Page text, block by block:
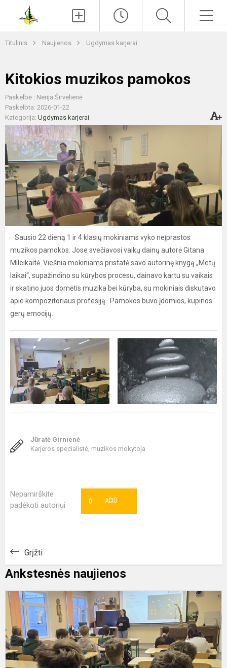
Titulinis Naujienos Ugdymas karjerai
Kitokios muzikos pamokos
Paskelbė : Nerija Širvelienė
Paskelbta: 2026-01-22
Kategorija: Ugdymas karjerai
Sausio 22 dieną 1 ir 4 klasių mokiniams vyko neįprastos
muzikos pamokos. Jose svečiavosi vaikų dainų autorė Gitana
Mileikaitė. Viešnia mokiniams pristatė savo autorinę knygą „Metų
laikai“, supažindino su kūrybos procesu, dainavo kartu su vaikais
ir skatino juos domėtis muzika bei kūryba, su mokiniais diskutavo
apie kompozitoriaus profesiją. Pamokos buvo įdomios, kupinos
gerų emocijų.
Jūratė Girnienė
Karjeros specialistė, muzikos mokytoja
Nepamirškite
padėkoti autoriui
AČIŪ
0
Grįžti
Ankstesnės naujienos